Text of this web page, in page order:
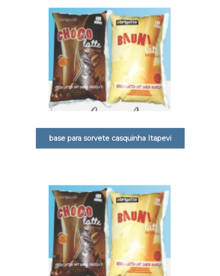
base para sorvete casquinha Itapevi